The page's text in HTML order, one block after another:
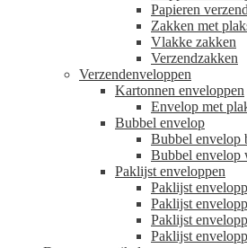
Papieren
Zakken met
Vlakke zakken
Verzendzakken
Verzendenveloppen
Kartonnen enveloppen
Envelop met
Bubbel envelop
Bubbel envelop
Bubbel envelop
Paklijst enveloppen
Paklijst
Paklijst
Paklijst
Paklijst